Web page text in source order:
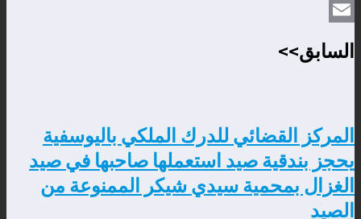
WhatsApp
السابق>>
المركز القضائي للدرك الملكي باليوسفية
يحجز بندقية صيد استعملها صاحبها في صيد
الغزال بمحمية سيدي شيكر الممنوعة من
الصيد